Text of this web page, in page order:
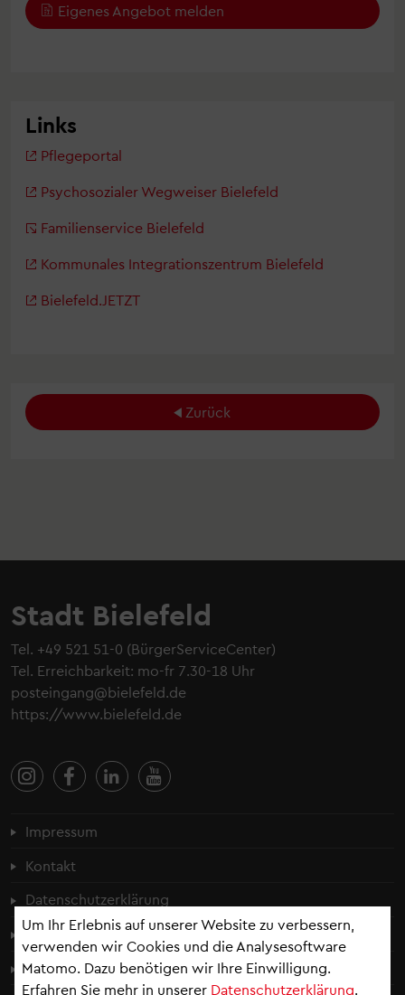
Um Ihr Erlebnis auf unserer Website zu verbessern,
verwenden wir Cookies und die Analysesoftware
Matomo. Dazu benötigen wir Ihre Einwilligung.
Erfahren Sie mehr in unserer Datenschutzerklärung.
Eigenes Angebot melden
Links
Pflegeportal
Psychosozialer Wegweiser Bielefeld
Familienservice Bielefeld
Kommunales Integrationszentrum Bielefeld
Bielefeld.JETZT
Zurück
Stadt Bielefeld
Tel. +49 521 51-0 (BürgerServiceCenter)
Tel. Erreichbarkeit: mo-fr 7.30-18 Uhr
posteingang@bielefeld.de
https://www.bielefeld.de
Fußzeilenmenü
Impressum
Kontakt
Datenschutzerklärung
Cookie-Einstellungen
Erklärung zur Barrierefreiheit